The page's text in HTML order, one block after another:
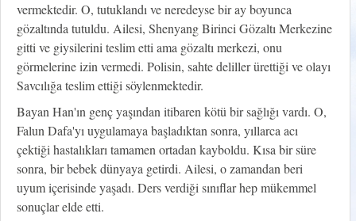
vermektedir. O, tutuklandı ve neredeyse bir ay boyunca
gözaltında tutuldu. Ailesi, Shenyang Birinci Gözaltı Merkezine
gitti ve giysilerini teslim etti ama gözaltı merkezi, onu
görmelerine izin vermedi. Polisin, sahte deliller ürettiği ve olayı
Savcılığa teslim ettiği söylenmektedir.
Bayan Han'ın genç yaşından itibaren kötü bir sağlığı vardı. O,
Falun Dafa'yı uygulamaya başladıktan sonra, yıllarca acı
çektiği hastalıkları tamamen ortadan kayboldu. Kısa bir süre
sonra, bir bebek dünyaya getirdi. Ailesi, o zamandan beri
uyum içerisinde yaşadı. Ders verdiği sınıflar hep mükemmel
sonuçlar elde etti.